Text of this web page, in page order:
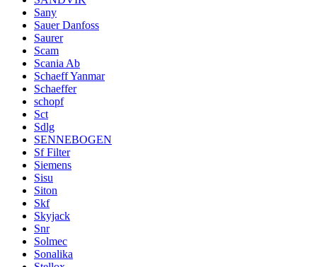
Sany
Sauer Danfoss
Saurer
Scam
Scania Ab
Schaeff Yanmar
Schaeffer
schopf
Sct
Sdlg
SENNEBOGEN
Sf Filter
Siemens
Sisu
Siton
Skf
Skyjack
Snr
Solmec
Sonalika